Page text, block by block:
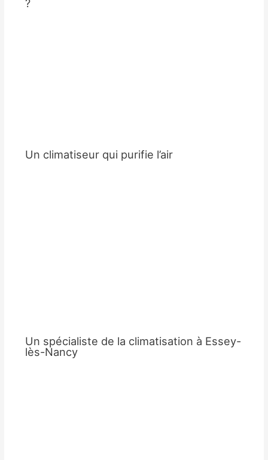
?
Un climatiseur qui purifie l’air
Un spécialiste de la climatisation à Essey-
lès-Nancy